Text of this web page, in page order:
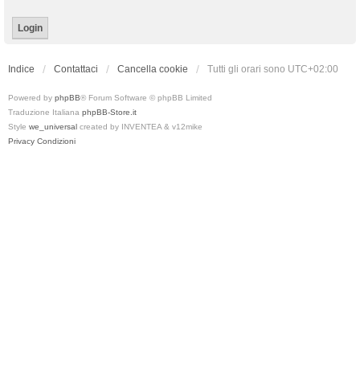
Indice Contattaci Cancella cookie Tutti gli orari sono UTC+02:00
Powered by phpBB® Forum Software © phpBB Limited
Traduzione Italiana phpBB-Store.it
Style we_universal created by INVENTEA & v12mike
Privacy Condizioni